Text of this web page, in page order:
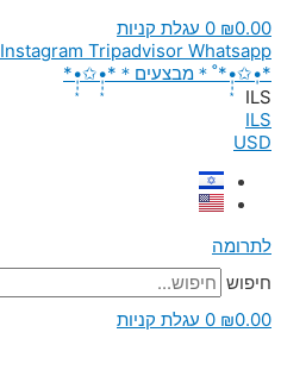
₪0.00
0 עגלת קניות
Instagram Tripadvisor Whatsapp
*•̩̩͙✩•̩̩͙*˚＊מבצעים＊*•̩̩͙✩•̩̩͙*
ILS
ILS
USD
לתרומה
חיפוש
₪0.00
0 עגלת קניות